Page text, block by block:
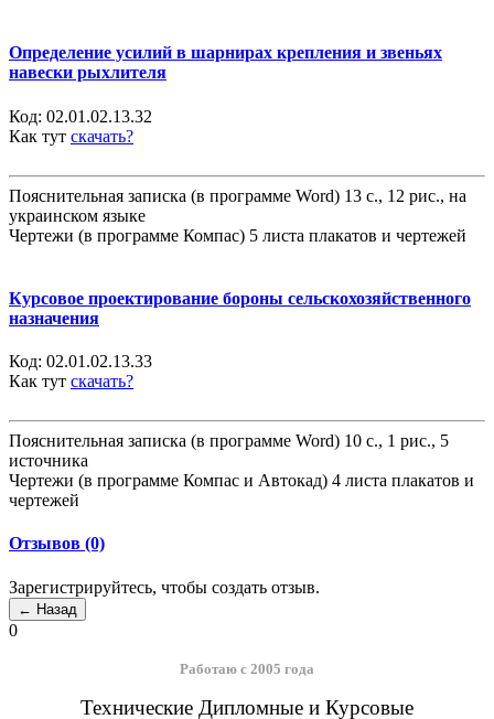
Определение усилий в шарнирах крепления и звеньях
навески рыхлителя
Код: 02.01.02.13.32
Как тут скачать?
Пояснительная записка (в программе Word) 13 с., 12 рис., на
украинском языке
Чертежи (в программе Компас) 5 листа плакатов и чертежей
Курсовое проектирование бороны сельскохозяйственного
назначения
Код: 02.01.02.13.33
Как тут скачать?
Пояснительная записка (в программе Word) 10 с., 1 рис., 5
источника
Чертежи (в программе Компас и Автокад) 4 листа плакатов и
чертежей
Отзывов (0)
Зарегистрируйтесь, чтобы создать отзыв.
0
Работаю с 2005 года
Технические Дипломные и Курсовые